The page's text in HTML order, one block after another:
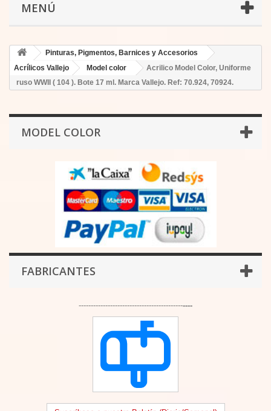
MENÚ
Pinturas, Pigmentos, Barnices y Accesorios
Acrílicos Vallejo
Model color
Acrilico Model Color, Uniforme
ruso WWII ( 104 ). Bote 17 ml. Marca Vallejo. Ref: 70.924, 70924.
MODEL COLOR
FABRICANTES
-----------------------------------------------